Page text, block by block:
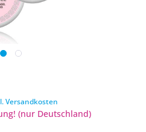
Versandkosten
(nur Deutschland)